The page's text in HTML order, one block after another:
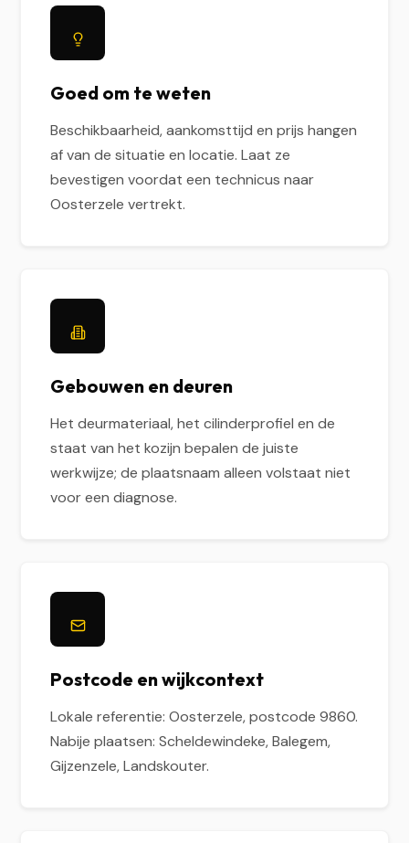
Goed om te weten
Beschikbaarheid, aankomsttijd en prijs hangen
af van de situatie en locatie. Laat ze
bevestigen voordat een technicus naar
Oosterzele vertrekt.
Gebouwen en deuren
Het deurmateriaal, het cilinderprofiel en de
staat van het kozijn bepalen de juiste
werkwijze; de plaatsnaam alleen volstaat niet
voor een diagnose.
Postcode en wijkcontext
Lokale referentie: Oosterzele, postcode 9860.
Nabije plaatsen: Scheldewindeke, Balegem,
Gijzenzele, Landskouter.